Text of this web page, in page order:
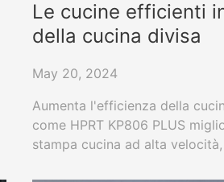
Le cucine efficienti
della cucina divisa
May 20, 2024
Aumenta l'efficienza della
come HPRT KP806 PLUS
stampa cucina ad alta